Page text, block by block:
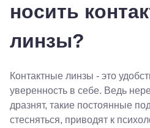
носить
линзы?
Контактные линзы - это
уверенность в себе. Ведь
дразнят, такие постоянные
стесняться, приводят к